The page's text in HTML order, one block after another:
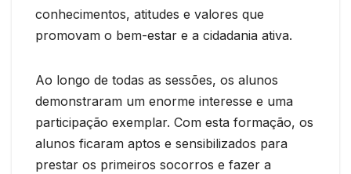
conhecimentos, atitudes e valores que
promovam o bem-estar e a cidadania ativa.
Ao longo de todas as sessões, os alunos
demonstraram um enorme interesse e uma
participação exemplar. Com esta formação, os
alunos ficaram aptos e sensibilizados para
prestar os primeiros socorros e fazer a